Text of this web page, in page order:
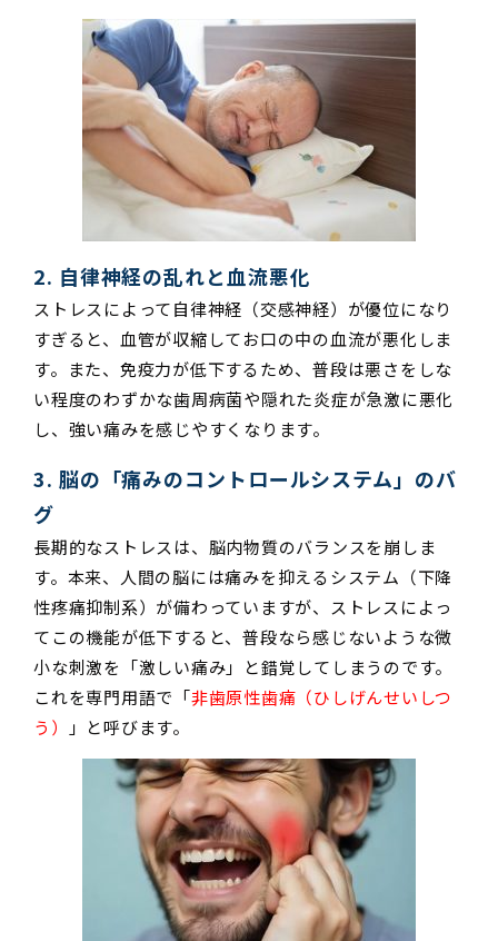
2. 自律神経の乱れと血流悪化
ストレスによって自律神経（交感神経）が優位になり
すぎると、血管が収縮してお口の中の血流が悪化しま
す。また、免疫力が低下するため、普段は悪さをしな
い程度のわずかな歯周病菌や隠れた炎症が急激に悪化
し、強い痛みを感じやすくなります。
3. 脳の「痛みのコントロールシステム」のバ
グ
長期的なストレスは、脳内物質のバランスを崩しま
す。本来、人間の脳には痛みを抑えるシステム（下降
性疼痛抑制系）が備わっていますが、ストレスによっ
てこの機能が低下すると、普段なら感じないような微
小な刺激を「激しい痛み」と錯覚してしまうのです。
これを専門用語で「非歯原性歯痛（ひしげんせいしつ
う）
」と呼びます。